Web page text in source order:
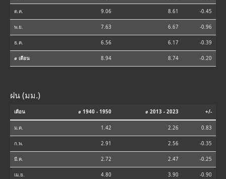
ต.ค. 9.06 8.61 -0.45
พ.ย. 7.63 6.67 -0.96
ธ.ค. 6.56 6.17 -0.39
⌀ เดือน 8.94 8.74 -0.20
ฝน (มม.)
เดือน ⌀ 1940 - 1950 ⌀ 2013 - 2023 +/-
ม.ค. 1.42 2.26 0.83
ก.พ. 2.91 2.56 -0.35
มี.ค. 2.72 2.47 -0.25
เม.ย. 4.80 3.90 -0.90